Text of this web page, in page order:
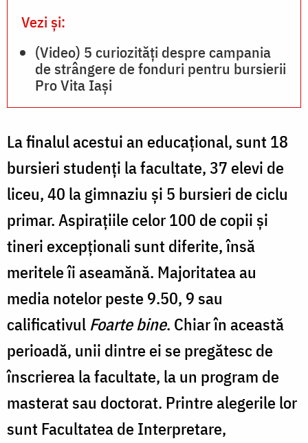
Vezi și:
(Video) 5 curiozități despre campania
de strângere de fonduri pentru bursierii
Pro Vita Iași
La finalul acestui an educațional, sunt 18
bursieri studenți la facultate, 37 elevi de
liceu, 40 la gimnaziu și 5 bursieri de ciclu
primar. Aspirațiile celor 100 de copii și
tineri excepționali sunt diferite, însă
meritele îi aseamănă. Majoritatea au
media notelor peste 9.50, 9 sau
calificativul Foarte bine. Chiar în această
perioadă, unii dintre ei se pregătesc de
înscrierea la facultate, la un program de
masterat sau doctorat. Printre alegerile lor
sunt Facultatea de Interpretare,